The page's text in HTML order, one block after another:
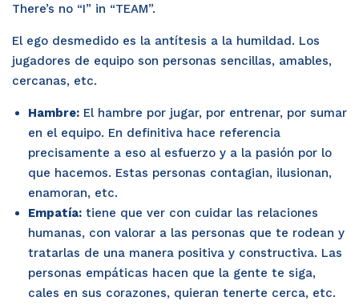
There’s no “I” in “TEAM”.
El ego desmedido es la antítesis a la humildad. Los
jugadores de equipo son personas sencillas, amables,
cercanas, etc.
Hambre: El hambre por jugar, por entrenar, por sumar
en el equipo. En definitiva hace referencia
precisamente a eso al esfuerzo y a la pasión por lo
que hacemos. Estas personas contagian, ilusionan,
enamoran, etc.
Empatía: tiene que ver con cuidar las relaciones
humanas, con valorar a las personas que te rodean y
tratarlas de una manera positiva y constructiva. Las
personas empáticas hacen que la gente te siga,
cales en sus corazones, quieran tenerte cerca, etc.